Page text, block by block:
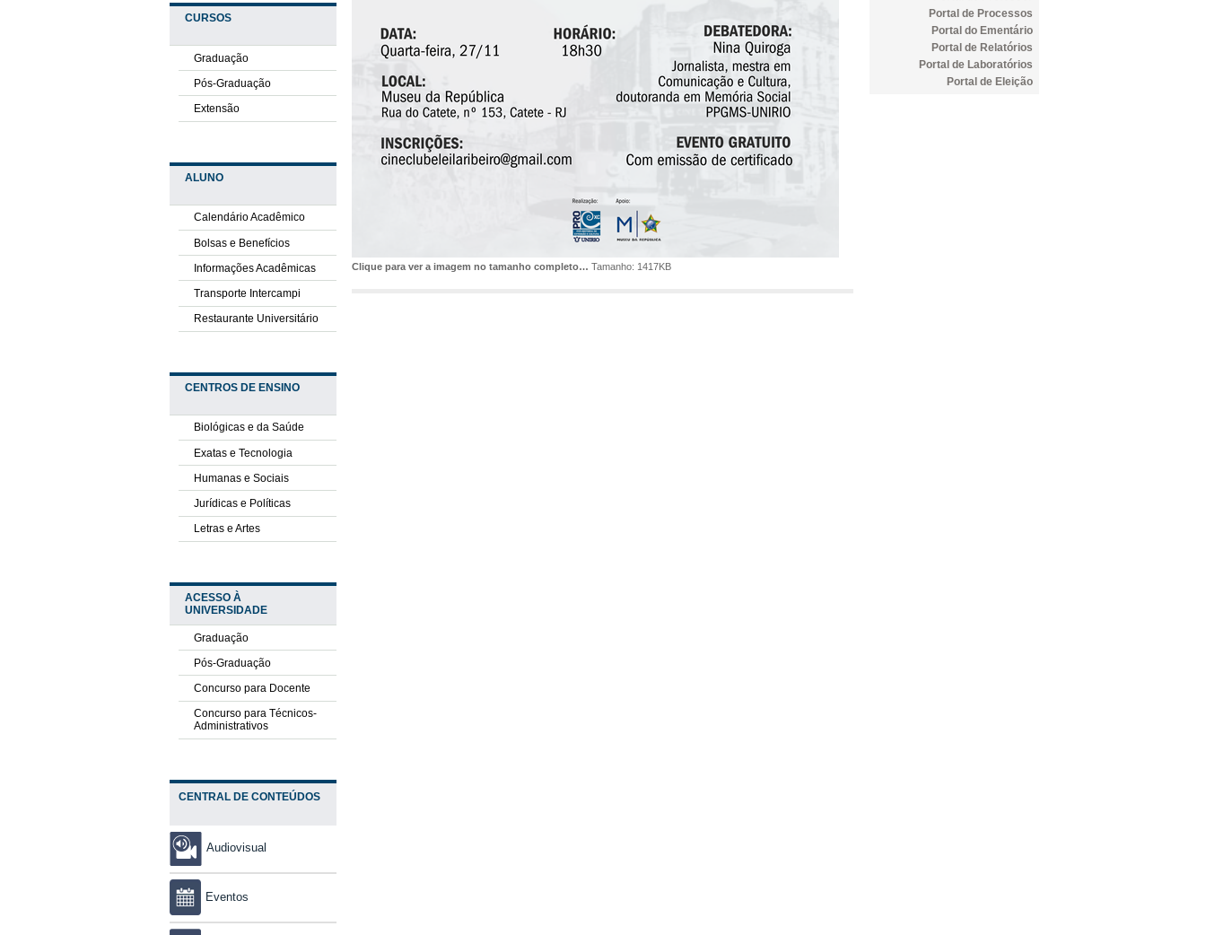
CURSOS
Graduação
Pós-Graduação
Extensão
ALUNO
Calendário Acadêmico
Bolsas e Benefícios
Informações Acadêmicas
Transporte Intercampi
Restaurante Universitário
CENTROS DE ENSINO
Biológicas e da Saúde
Exatas e Tecnologia
Humanas e Sociais
Jurídicas e Políticas
Letras e Artes
ACESSO À
UNIVERSIDADE
Graduação
Pós-Graduação
Concurso para Docente
Concurso para Técnicos-
Administrativos
CENTRAL DE CONTEÚDOS
Audiovisual
Eventos
Clique para ver a imagem no tamanho completo… Tamanho: 1417KB
Portal de Processos
Portal do Ementário
Portal de Relatórios
Portal de Laboratórios
Portal de Eleição